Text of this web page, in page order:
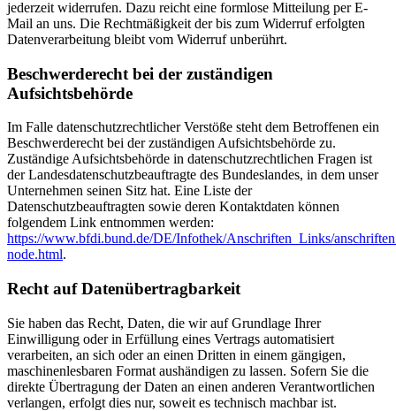
jederzeit widerrufen. Dazu reicht eine formlose Mitteilung per E-
Mail an uns. Die Rechtmäßigkeit der bis zum Widerruf erfolgten
Datenverarbeitung bleibt vom Widerruf unberührt.
Beschwerderecht bei der zuständigen
Aufsichtsbehörde
Im Falle datenschutzrechtlicher Verstöße steht dem Betroffenen ein
Beschwerderecht bei der zuständigen Aufsichtsbehörde zu.
Zuständige Aufsichtsbehörde in datenschutzrechtlichen Fragen ist
der Landesdatenschutzbeauftragte des Bundeslandes, in dem unser
Unternehmen seinen Sitz hat. Eine Liste der
Datenschutzbeauftragten sowie deren Kontaktdaten können
folgendem Link entnommen werden:
https://www.bfdi.bund.de/DE/Infothek/Anschriften_Links/
node.html.
Recht auf Datenübertragbarkeit
Sie haben das Recht, Daten, die wir auf Grundlage Ihrer
Einwilligung oder in Erfüllung eines Vertrags automatisiert
verarbeiten, an sich oder an einen Dritten in einem gängigen,
maschinenlesbaren Format aushändigen zu lassen. Sofern Sie die
direkte Übertragung der Daten an einen anderen Verantwortlichen
verlangen, erfolgt dies nur, soweit es technisch machbar ist.